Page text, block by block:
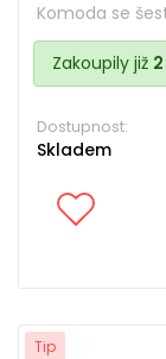
Komoda se
Zakoupily již 2
Dostupnost:
Skladem
Tip